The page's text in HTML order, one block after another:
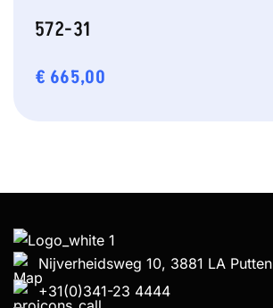
572-31
€ 665,00
Nijverheidsweg 10, 3881 LA Putten
+31(0)341-23 4444